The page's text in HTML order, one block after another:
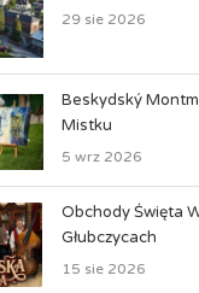
29 sie 2026
Beskydský
Mistku
5 wrz 2026
Obchody Święta
Głubczycach
15 sie 2026